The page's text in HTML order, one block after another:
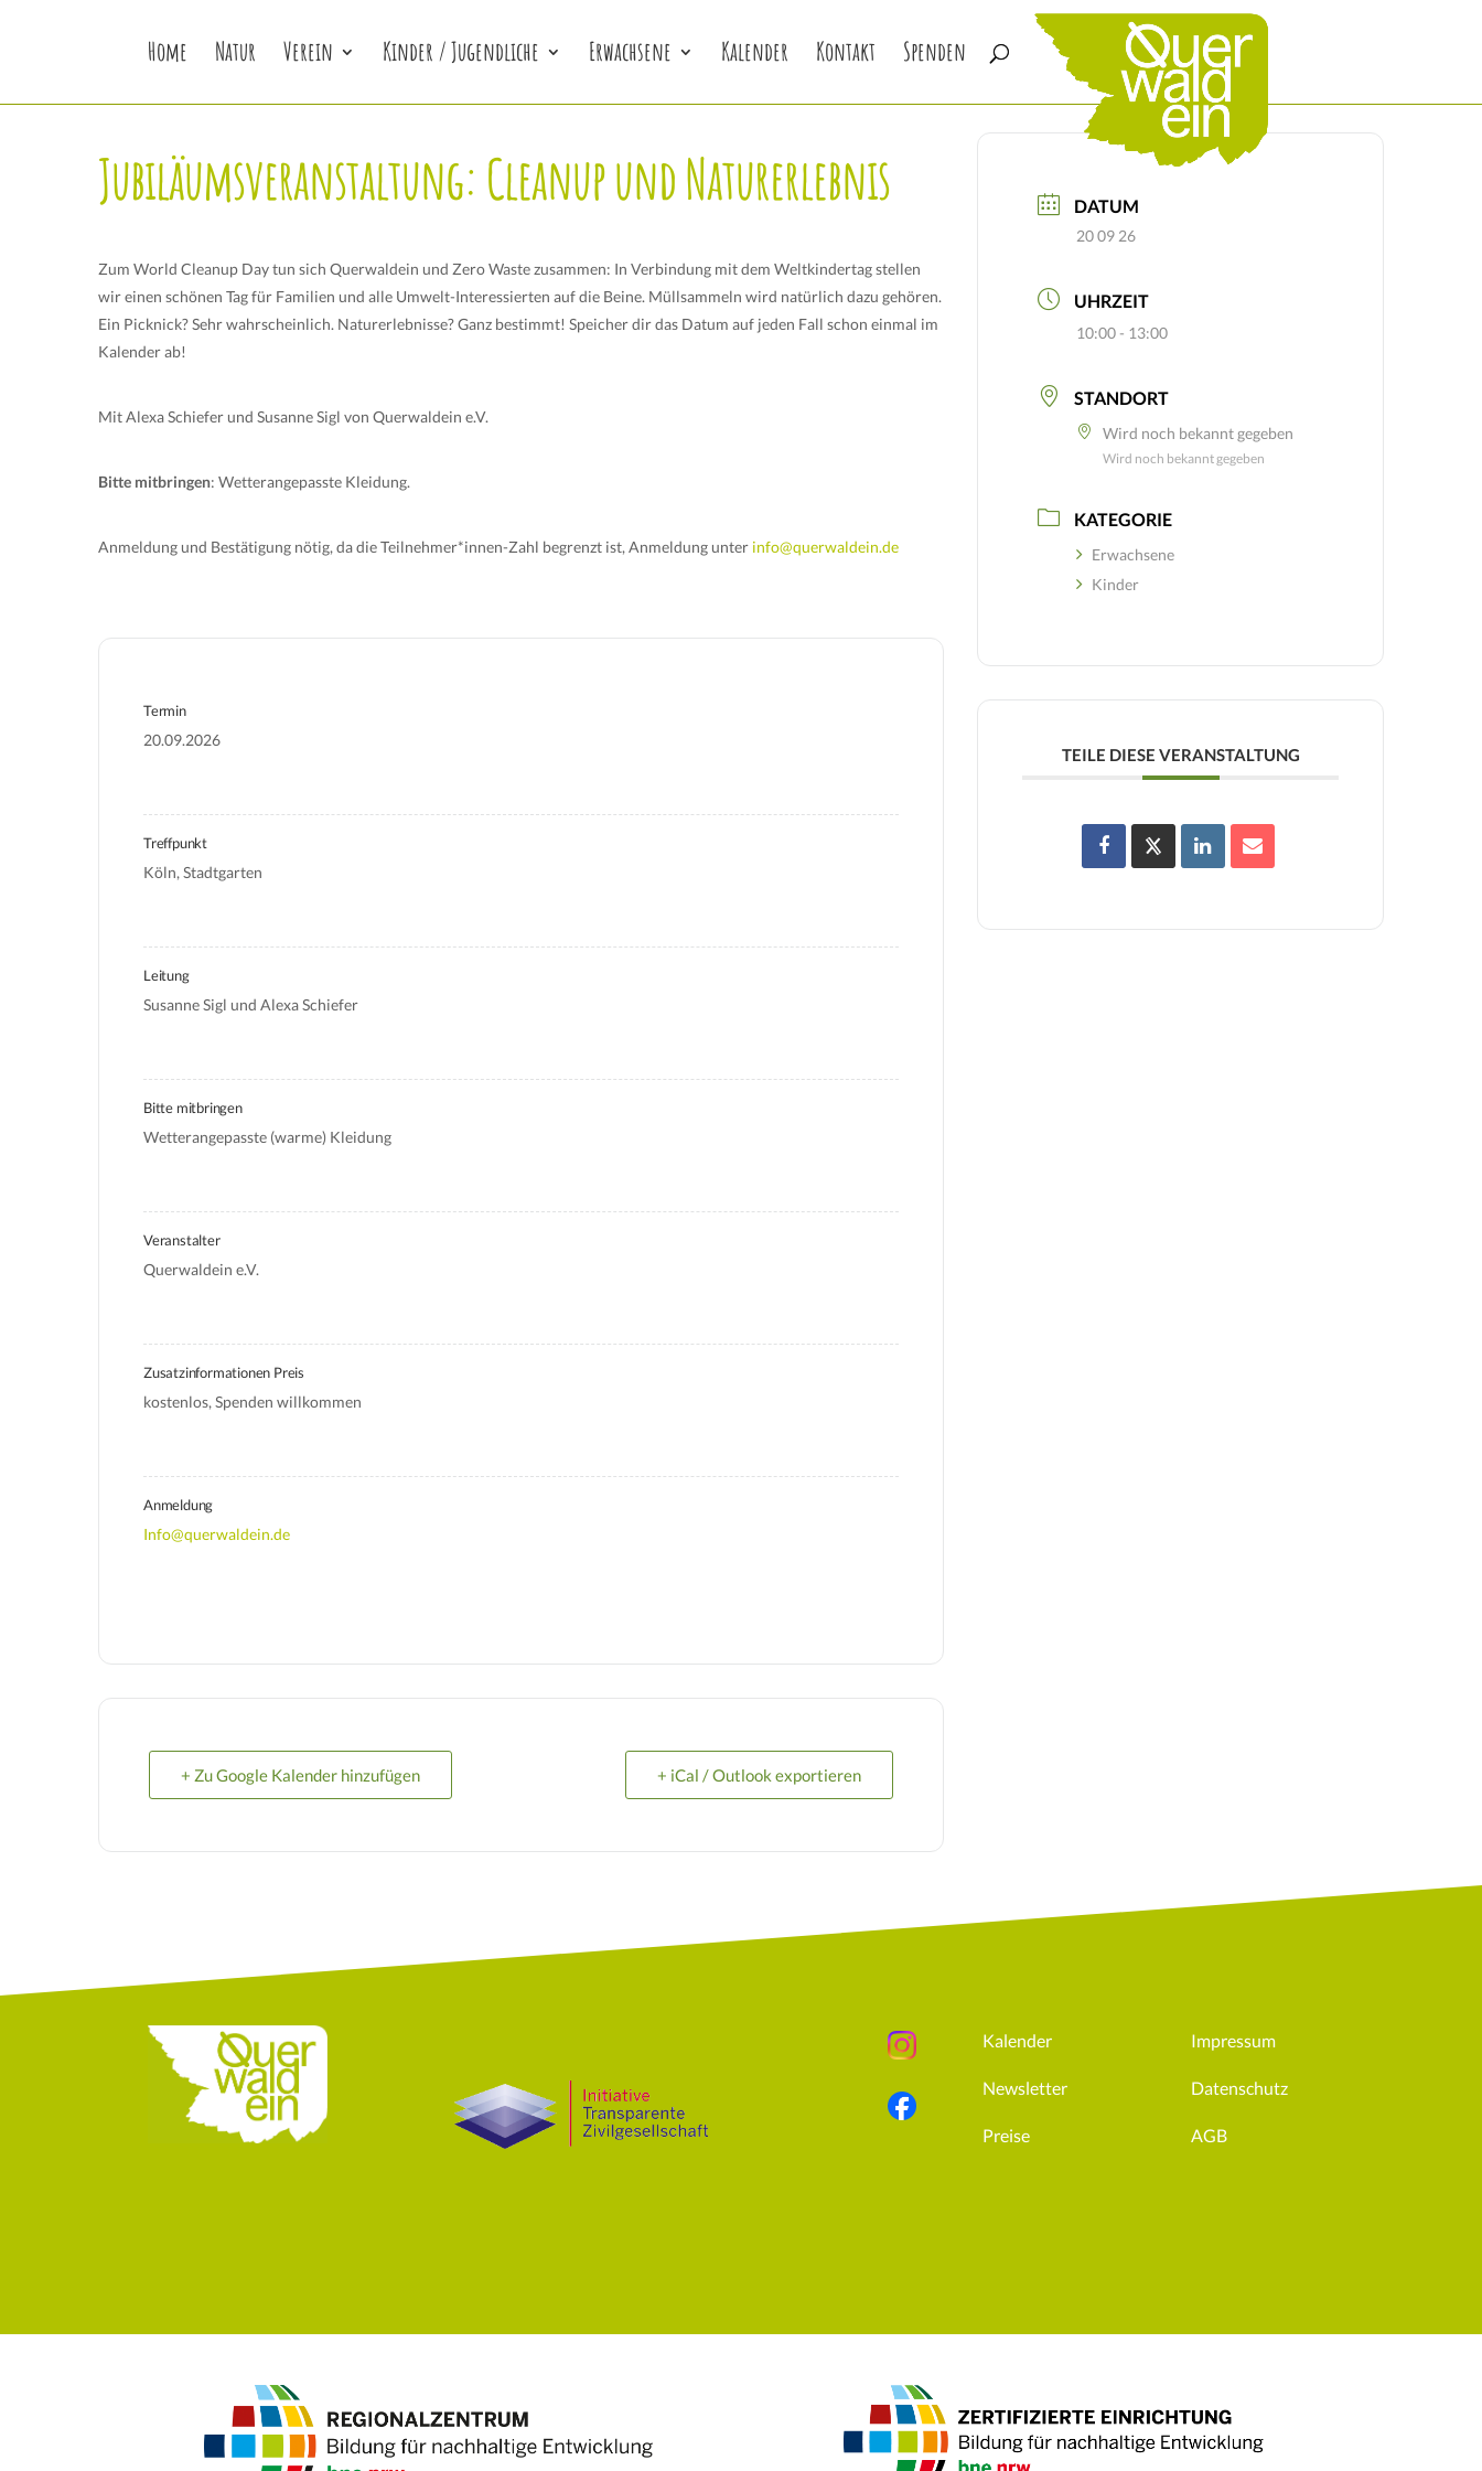
Home Natur Verein Kinder / Jugendliche Erwachsene Kalender Kontakt Spenden
Jubiläumsveranstaltung: Cleanup und Naturerlebnis
Zum World Cleanup Day tun sich Querwaldein und Zero Waste zusammen: In Verbindung mit dem Weltkindertag stellen
wir einen schönen Tag für Familien und alle Umwelt-Interessierten auf die Beine. Müllsammeln wird natürlich dazu gehören.
Ein Picknick? Sehr wahrscheinlich. Naturerlebnisse? Ganz bestimmt! Speicher dir das Datum auf jeden Fall schon einmal im
Kalender ab!
Mit Alexa Schiefer und Susanne Sigl von Querwaldein e.V.
Bitte mitbringen: Wetterangepasste Kleidung.
Anmeldung und Bestätigung nötig, da die Teilnehmer*innen-Zahl begrenzt ist, Anmeldung unter info@querwaldein.de
Termin
20.09.2026
Treffpunkt
Köln, Stadtgarten
Leitung
Susanne Sigl und Alexa Schiefer
Bitte mitbringen
Wetterangepasste (warme) Kleidung
Veranstalter
Querwaldein e.V.
Zusatzinformationen Preis
kostenlos, Spenden willkommen
Anmeldung
Info@querwaldein.de
+ Zu Google Kalender hinzufügen + iCal / Outlook exportieren
DATUM
20 09 26
UHRZEIT
10:00 - 13:00
STANDORT
Wird noch bekannt gegeben
Wird noch bekannt gegeben
KATEGORIE
Erwachsene
Kinder
TEILE DIESE VERANSTALTUNG
Kalender
Newsletter
Preise
Impressum
Datenschutz
AGB